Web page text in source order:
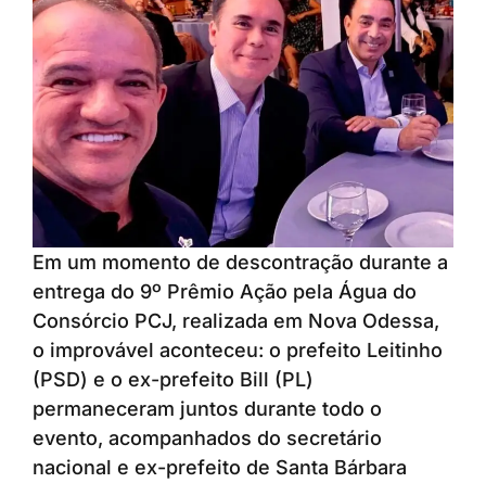
Em um momento de descontração durante a
entrega do 9º Prêmio Ação pela Água do
Consórcio PCJ, realizada em Nova Odessa,
o improvável aconteceu: o prefeito Leitinho
(PSD) e o ex-prefeito Bill (PL)
permaneceram juntos durante todo o
evento, acompanhados do secretário
nacional e ex-prefeito de Santa Bárbara